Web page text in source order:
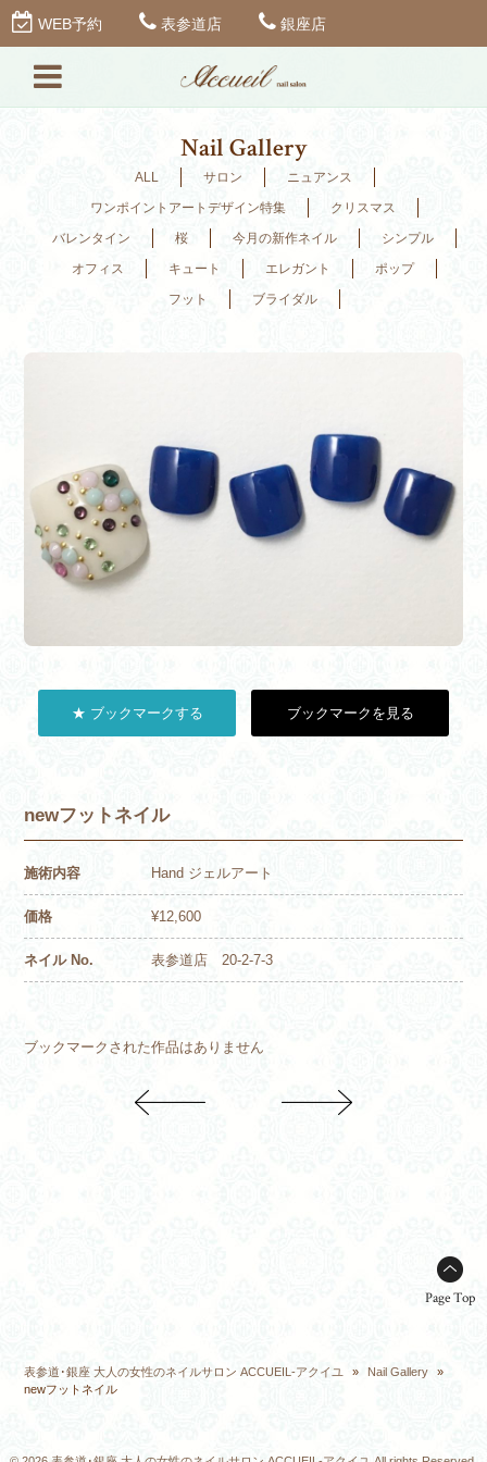
WEB予約 表参道店 銀座店
Nail Gallery
ALL サロン
ニュアンス
ワンポイントアートデザイン特集
クリスマス
バレンタイン
桜 今月の新作ネイル
シンプル
オフィス
キュート エレガント
ポップ
フット
ブライダル
★ ブックマークする ブックマークを見る
newフットネイル
施術内容 Hand ジェルアート
価格 ¥12,600
ネイル No. 表参道店 20-2-7-3
ブックマークされた作品はありません
Page Top
表参道･銀座 大人の女性のネイルサロン ACCUEIL-アクイユ » Nail Gallery
»
newフットネイル